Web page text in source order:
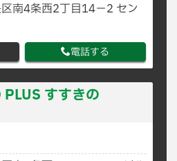
南4条西2丁目14−2 セン
電話する
すすきの